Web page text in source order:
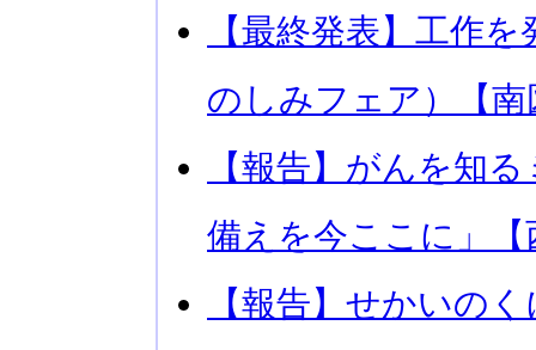
【最終発表】工作
のしみフェア）【南
【報告】がんを知
備えを今ここに」【
【報告】せかいの